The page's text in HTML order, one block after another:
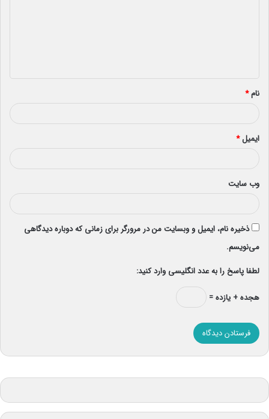
*
نام*
ایمیل*
وب‌ سایت
ذخیره نام، ایمیل و وبسایت من در مرورگر برای زمانی که دوباره دیدگاهی
می‌نویسم.
لطفا پاسخ را به عدد انگلیسی وارد کنید:
هجده + یازده =